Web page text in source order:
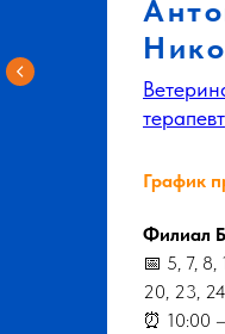
терапевт
График
Филиал
📅 5, 7, 8,
20, 23,
⏰ 10:00